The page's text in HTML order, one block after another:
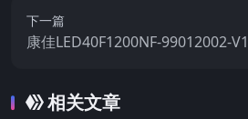
下一篇
康佳LED40F1200NF-99012002-
相关文章